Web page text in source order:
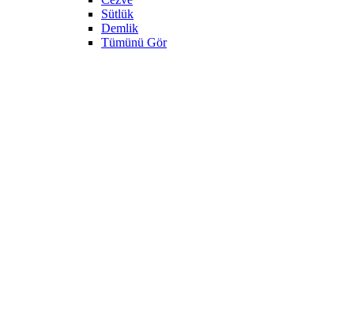
Sütlük
Demlik
Tümünü Gör